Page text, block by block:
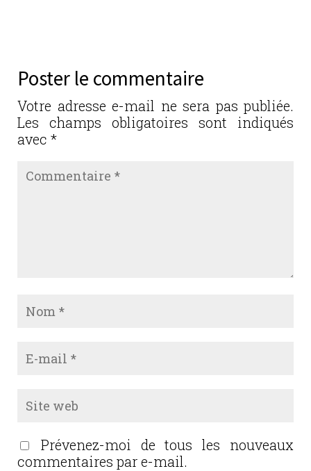
b
o
o
k
r
n
er
Poster le commentaire
Votre adresse e-mail ne sera pas publiée.
Les champs obligatoires sont indiqués
avec *
Prévenez-moi de tous les nouveaux
commentaires par e-mail.